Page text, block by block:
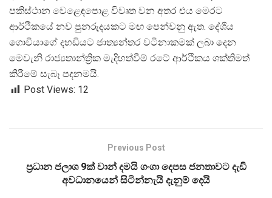
පකිස්ථාන වෙළෙඳපොළ විවෘත වන අතර එය මෙරට
ආර්ථිකයේ නව පුනරුදයකට මඟ පෙන්වනු ඇත. දේශීය
ගොවියාගේ දහඩියට ජාත්යන්තර වටිනාකමක් ලබා දෙන
මෙවැනි රාජ්යතාන්ත්රික මැදිහත්වීම් රටේ ආර්ථිකය ශක්තිමත්
කිරීමේ සැබෑ පදනමයි.
Post Views: 12
Previous Post
ප්‍රධාන ජලාශ 9ක් වාන් දමයි ගංගා දෙපස ජනතාවට දැඩි
අවධානයෙන් සිටින්නැයි දැනුම් දෙයි